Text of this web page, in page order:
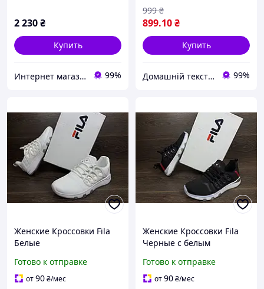
2 230₴
Купить
Интернет магазин обуви I love my shoes 99%
899.10₴
999 ₴
Купить
Домашній текстиль UA 99%
Женские Кроссовки Fila
Белые
Готово к отправке
от90₴/мес
Женские Кроссовки Fila
Черные с белым
Готово к отправке
от90₴/мес